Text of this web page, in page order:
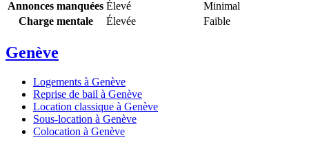
Annonces manquées Élevé
Minimal
Charge mentale
Élevée Faible
Genève
Logements à Genève
Reprise de bail à Genève
Location classique à Genève
Sous-location à Genève
Colocation à Genève